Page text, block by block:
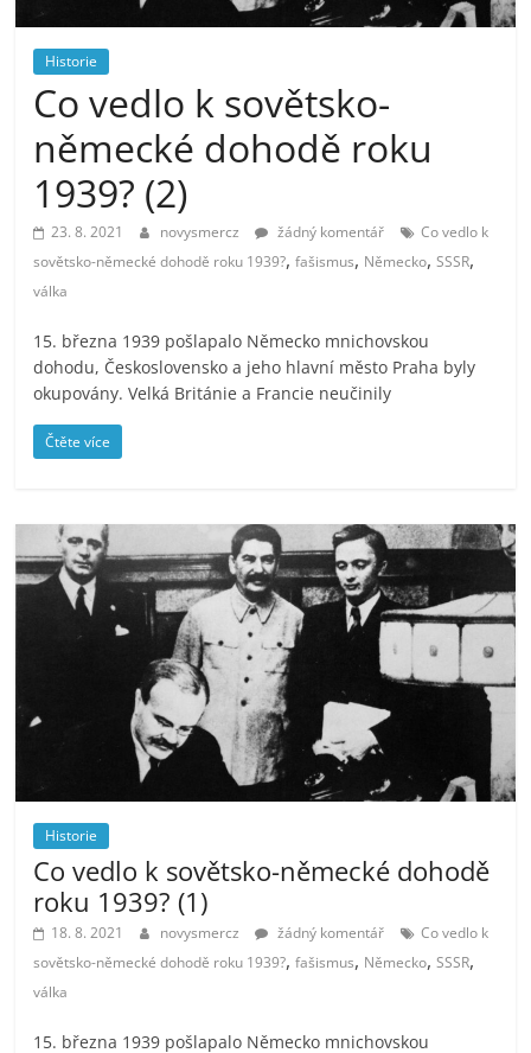
prospívá?
Historie
Co vedlo k sovětsko-
německé dohodě roku
1939? (2)
23. 8. 2021 novysmercz žádný komentář
Co vedlo k
sovětsko-německé dohodě roku 1939?,fašismus, Německo,SSSR,
válka
15. března 1939 pošlapalo Německo mnichovskou
dohodu, Československo a jeho hlavní město Praha byly
okupovány. Velká Británie a Francie neučinily
Čtěte více
Historie
Co vedlo k sovětsko-německé dohodě
roku 1939? (1)
18. 8. 2021 novysmercz žádný komentář
Co vedlo k
sovětsko-německé dohodě roku 1939?,fašismus, Německo,SSSR,
válka
15. března 1939 pošlapalo Německo mnichovskou